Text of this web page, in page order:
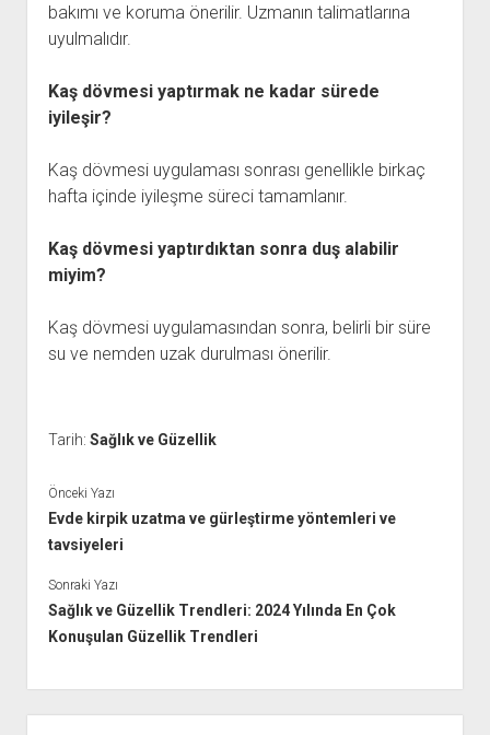
bakımı ve koruma önerilir. Uzmanın talimatlarına
uyulmalıdır.
Kaş dövmesi yaptırmak ne kadar sürede
iyileşir?
Kaş dövmesi uygulaması sonrası genellikle birkaç
hafta içinde iyileşme süreci tamamlanır.
Kaş dövmesi yaptırdıktan sonra duş alabilir
miyim?
Kaş dövmesi uygulamasından sonra, belirli bir süre
su ve nemden uzak durulması önerilir.
Tarih: Sağlık ve Güzellik
Önceki Yazı
Evde kirpik uzatma ve gürleştirme yöntemleri ve
tavsiyeleri
Sonraki Yazı
Sağlık ve Güzellik Trendleri: 2024 Yılında En Çok
Konuşulan Güzellik Trendleri